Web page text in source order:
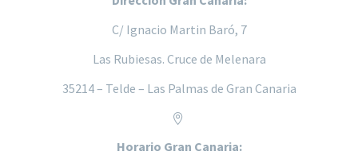
C/ Ignacio Martin Baró, 7
Las Rubiesas. Cruce de Melenara
35214 – Telde – Las Palmas de Gran Canaria


Horario Gran Canaria: